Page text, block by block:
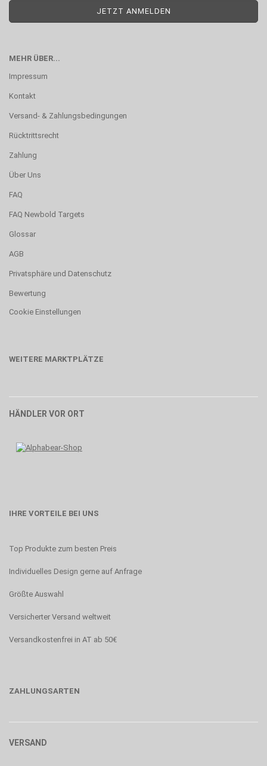
MEHR ÜBER...
Impressum
Kontakt
Versand- & Zahlungsbedingungen
Rücktrittsrecht
Zahlung
Über Uns
FAQ
FAQ Newbold Targets
Glossar
AGB
Privatsphäre und Datenschutz
Bewertung
Cookie Einstellungen
WEITERE MARKTPLÄTZE
HÄNDLER VOR ORT
IHRE VORTEILE BEI UNS
Top Produkte zum besten Preis
Individuelles Design gerne auf Anfrage
Größte Auswahl
Versicherter Versand weltweit
Versandkostenfrei in AT ab 50€
ZAHLUNGSARTEN
VERSAND